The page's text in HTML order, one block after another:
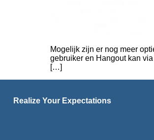
Mogelijk zijn er nog meer
gebruiker en Hangout kan
[…]
Realize Your Expectations